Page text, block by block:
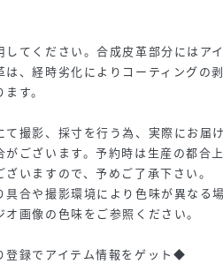
してください。合成皮革部分にはア
は、経時劣化によりコーティングの
す。
撮影、採寸を行う為、実際にお届
がございます。予約時は生産の都合
ざいますので、予めご了承下さい。
合や撮影環境により色味が異なる
画像の色味をご参照ください。
録でアイテム情報をゲット◆